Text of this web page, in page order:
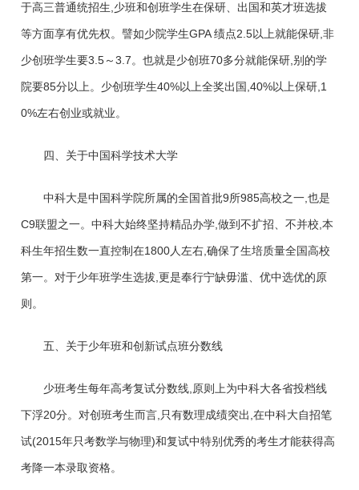
于高三普通统招生,少班和创班学生在保研、出国和英才班选拔
等方面享有优先权。譬如少院学生GPA 绩点2.5以上就能保研,非
少创班学生要3.5～3.7。也就是少创班70多分就能保研,别的学
院要85分以上。少创班学生40%以上全奖出国,40%以上保研,1
0%左右创业或就业。
四、关于中国科学技术大学
中科大是中国科学院所属的全国首批9所985高校之一,也是
C9联盟之一。中科大始终坚持精品办学,做到不扩招、不并校,本
科生年招生数一直控制在1800人左右,确保了生培质量全国高校
第一。对于少年班学生选拔,更是奉行宁缺毋滥、优中选优的原
则。
五、关于少年班和创新试点班分数线
少班考生每年高考复试分数线,原则上为中科大各省投档线
下浮20分。对创班考生而言,只有数理成绩突出,在中科大自招笔
试(2015年只考数学与物理)和复试中特别优秀的考生才能获得高
考降一本录取资格。